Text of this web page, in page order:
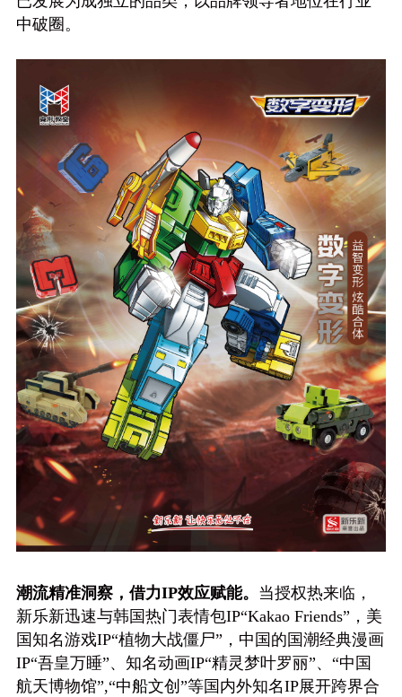
中破圈。
潮流精准洞察，借力IP效应赋能。 当授权热来临，
新乐新迅速与韩国热门表情包IP“Kakao Friends”，美
国知名游戏IP“植物大战僵尸”，中国的国潮经典漫画
IP“吾皇万睡”、知名动画IP“精灵梦叶罗丽”、“中国
航天博物馆”,“中船文创”等国内外知名IP展开跨界合